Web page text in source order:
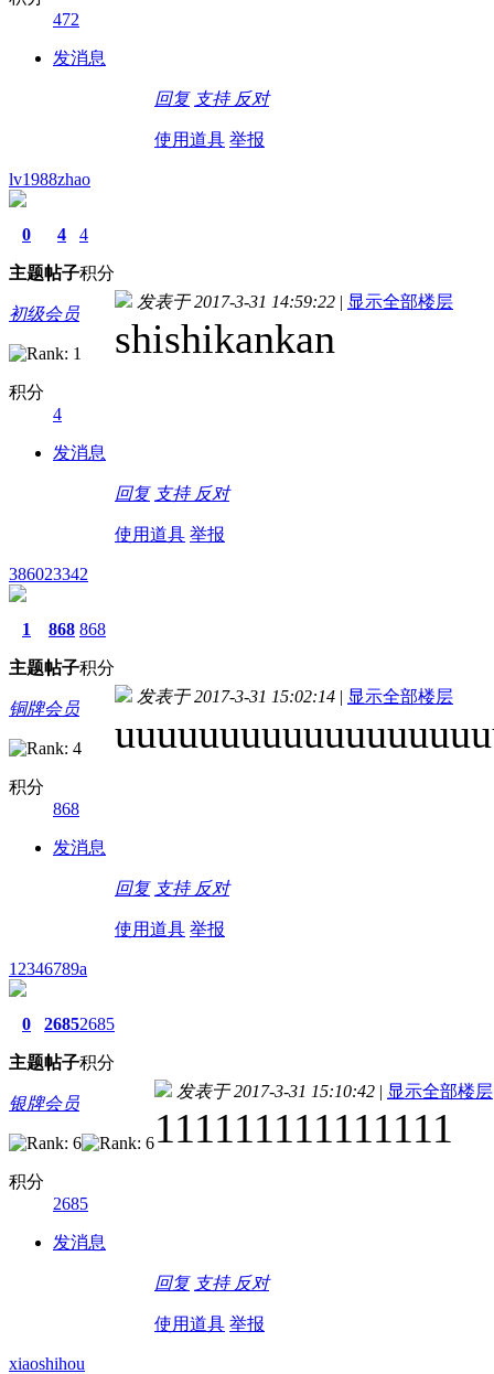
472
发消息
回复 支持 反对
使用道具 举报
lv1988zhao
0
主题
4
帖子
4
积分
初级会员
积分
4
发消息
发表于 2017-3-31 14:59:22 | 显示全部楼层
shishikankan
回复 支持 反对
使用道具 举报
386023342
1
主题
868
帖子
868
积分
铜牌会员
积分
868
发消息
发表于 2017-3-31 15:02:14 | 显示全部楼层
回复 支持 反对
使用道具 举报
12346789a
0
主题
2685
帖子
2685
积分
银牌会员
积分
2685
发消息
发表于 2017-3-31 15:10:42 | 显示全部楼层
111111111111111
回复 支持 反对
使用道具 举报
xiaoshihou